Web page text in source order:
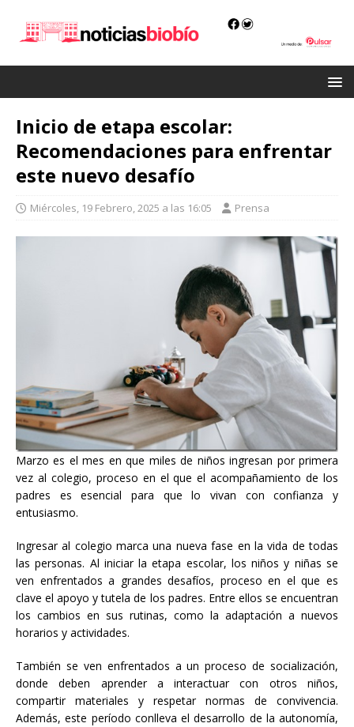
Inicio de etapa escolar:
Recomendaciones para enfrentar
este nuevo desafío
Miércoles, 19 Febrero, 2025 a las 16:05 Prensa
Marzo es el mes en que miles de niños ingresan por primera
vez al colegio, proceso en el que el acompañamiento de los
padres es esencial para que lo vivan con confianza y
entusiasmo.
Ingresar al colegio marca una nueva fase en la vida de todas
las personas. Al iniciar la etapa escolar, los niños y niñas se
ven enfrentados a grandes desafíos, proceso en el que es
clave el apoyo y tutela de los padres. Entre ellos se encuentran
los cambios en sus rutinas, como la adaptación a nuevos
horarios y actividades.
También se ven enfrentados a un proceso de socialización,
donde deben aprender a interactuar con otros niños,
compartir materiales y respetar normas de convivencia.
Además, este período conlleva el desarrollo de la autonomía,